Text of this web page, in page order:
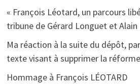
« François Léotard, un parcours
tribune de Gérard Longuet et Alain
Ma réaction à la suite du dépôt,
texte visant à supprimer la
Hommage à François LÉOTARD